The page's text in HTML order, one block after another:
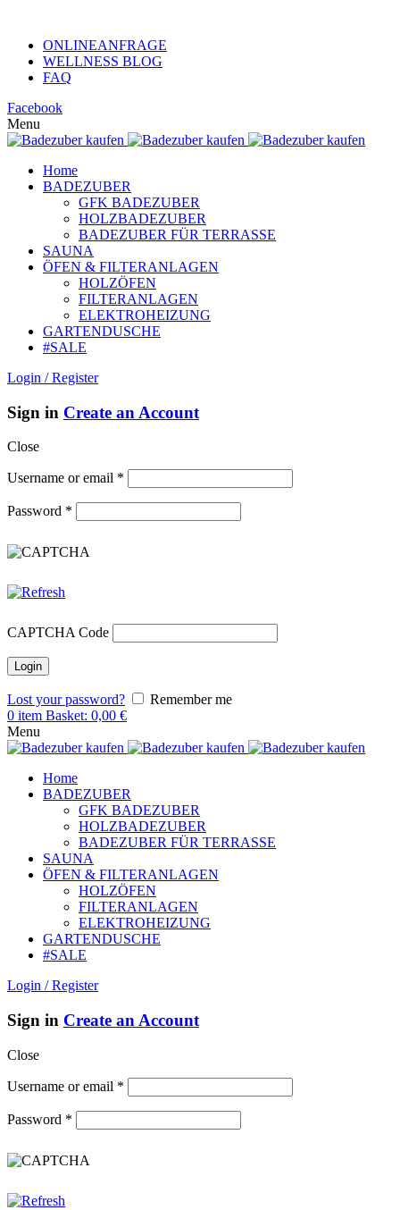
ONLINEANFRAGE
WELLNESS BLOG
FAQ
Facebook
Menu
Home
BADEZUBER
GFK BADEZUBER
HOLZBADEZUBER
BADEZUBER FÜR TERRASSE
SAUNA
ÖFEN & FILTERANLAGEN
HOLZÖFEN
FILTERANLAGEN
ELEKTROHEIZUNG
GARTENDUSCHE
#SALE
Login / Register
Sign in Create an Account
Close
Username or email *
Password *
CAPTCHA Code
Lost your password?
Remember me
0 item Basket: 0,00 €
Menu
Home
BADEZUBER
GFK BADEZUBER
HOLZBADEZUBER
BADEZUBER FÜR TERRASSE
SAUNA
ÖFEN & FILTERANLAGEN
HOLZÖFEN
FILTERANLAGEN
ELEKTROHEIZUNG
GARTENDUSCHE
#SALE
Login / Register
Sign in Create an Account
Close
Username or email *
Password *